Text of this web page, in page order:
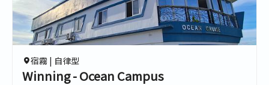
0.0
0.0
0.0
宿霧 | 自律型
Winning - Ocean Campus